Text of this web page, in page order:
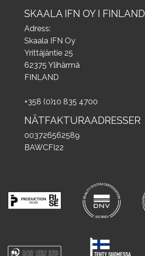
SKAALA IFN OY I FINLAND
Adress:
Skaala IFN Oy
Yrittäjäntie 25
62375 Ylihärmä
FINLAND
+358 (0)10 835 4700
NÄTFAKTURAADRESSER
003726562589
BAWCFI22